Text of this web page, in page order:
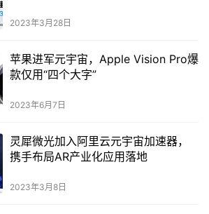
2023年3月28日
苹果进军元宇宙，Apple Vision Pro爆
款仅用“四个大字”
2023年6月7日
灵犀微光加入阿里云元宇宙加速器，
携手布局AR产业化应用落地
2023年3月8日